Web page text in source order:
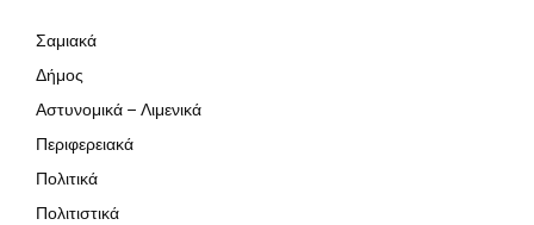
Σαμιακά
Δήμος
Αστυνομικά – Λιμενικά
Περιφερειακά
Πολιτικά
Πολιτιστικά